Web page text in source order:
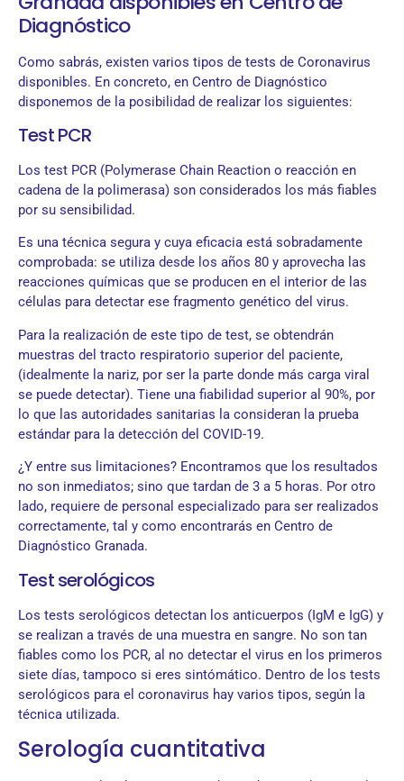
Diagnóstico
Como sabrás, existen varios tipos de tests de Coronavirus
disponibles. En concreto, en Centro de Diagnóstico
disponemos de la posibilidad de realizar los siguientes:
Test PCR
Los test PCR (Polymerase Chain Reaction o reacción en
cadena de la polimerasa) son considerados los más fiables
por su sensibilidad.
Es una técnica segura y cuya eficacia está sobradamente
comprobada: se utiliza desde los años 80 y aprovecha las
reacciones químicas que se producen en el interior de las
células para detectar ese fragmento genético del virus.
Para la realización de este tipo de test, se obtendrán
muestras del tracto respiratorio superior del paciente,
(idealmente la nariz, por ser la parte donde más carga viral
se puede detectar). Tiene una fiabilidad superior al 90%, por
lo que las autoridades sanitarias la consideran la prueba
estándar para la detección del COVID-19.
¿Y entre sus limitaciones? Encontramos que los resultados
no son inmediatos; sino que tardan de 3 a 5 horas. Por otro
lado, requiere de personal especializado para ser realizados
correctamente, tal y como encontrarás en Centro de
Diagnóstico Granada.
Test serológicos
Los tests serológicos detectan los anticuerpos (IgM e IgG) y
se realizan a través de una muestra en sangre. No son tan
fiables como los PCR, al no detectar el virus en los primeros
siete días, tampoco si eres sintómático. Dentro de los tests
serológicos para el coronavirus hay varios tipos, según la
técnica utilizada.
Serología cuantitativa